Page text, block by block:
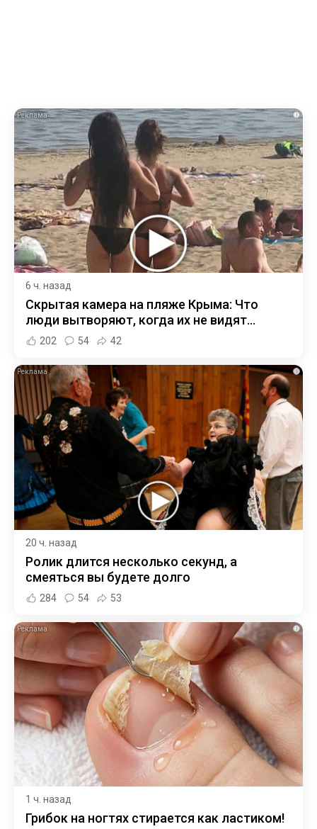
i
6 ч. назад
Скрытая камера на пляже Крыма: Что
люди вытворяют, когда их не видят...
202 54 42
i
20 ч. назад
Ролик длится несколько секунд, а
смеяться вы будете долго
284 54 53
i
1 ч. назад
Грибок на ногтях стирается как ластиком!